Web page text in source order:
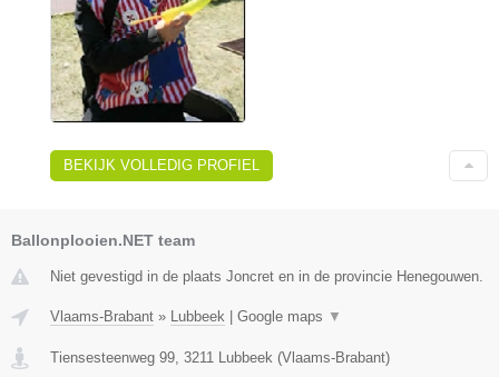
BEKIJK VOLLEDIG PROFIEL
Ballonplooien.NET team
Niet gevestigd in de plaats Joncret en in de provincie Henegouwen.
Vlaams-Brabant » Lubbeek Google maps ▼
Tiensesteenweg 99, 3211 Lubbeek (Vlaams-Brabant)